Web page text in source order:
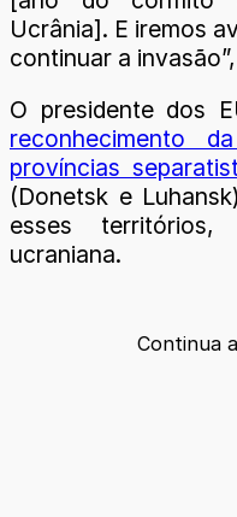
Ucrânia]. E iremos
continuar a
O presidente dos
reconhecimento
províncias
(Donetsk e
esses
ucraniana.
Continua